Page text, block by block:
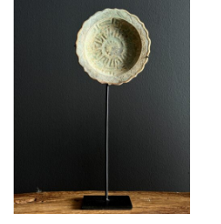
i
e